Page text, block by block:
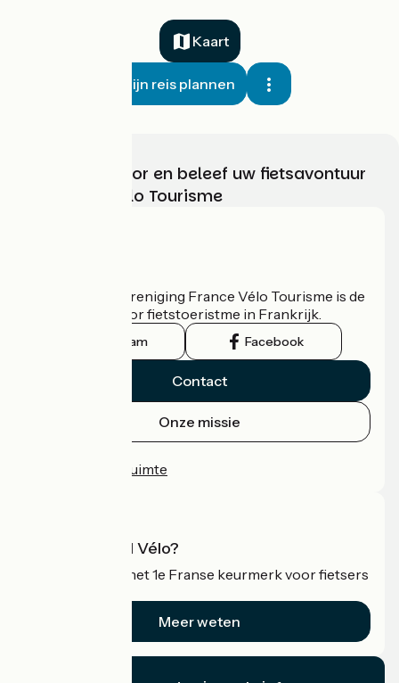
Kaart
Mijn reis plannen
Kies, bereid voor en beleef uw fietsavontuur
met France Vélo Tourisme
De nationale vereniging France Vélo Tourisme is de
officiële gids voor fietstoeristme in Frankrijk.
Instagram Facebook
Contact
Onze missie
Professionele ruimte
Wat is Accueil Vélo?
Accueil Vélo is het 1e Franse keurmerk voor fietsers
Meer weten